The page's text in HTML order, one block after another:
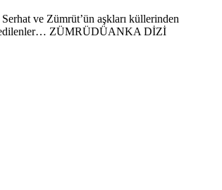
ve Zümrüt’ün aşkları küllerinden
edilenler… ZÜMRÜDÜANKA DİZİ